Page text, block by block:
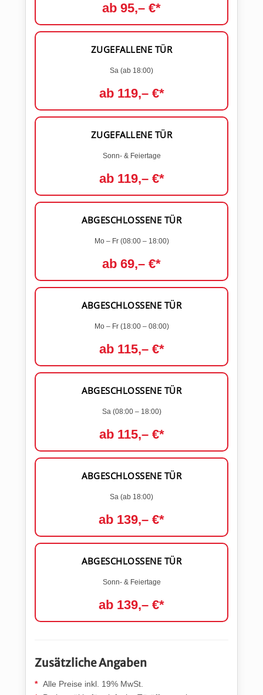
ab 95,– €*
ZUGEFALLENE TÜR
Sa (ab 18:00)
ab 119,– €*
ZUGEFALLENE TÜR
Sonn- & Feiertage
ab 119,– €*
ABGESCHLOSSENE TÜR
Mo – Fr (08:00 – 18:00)
ab 69,– €*
ABGESCHLOSSENE TÜR
Mo – Fr (18:00 – 08:00)
ab 115,– €*
ABGESCHLOSSENE TÜR
Sa (08:00 – 18:00)
ab 115,– €*
ABGESCHLOSSENE TÜR
Sa (ab 18:00)
ab 139,– €*
ABGESCHLOSSENE TÜR
Sonn- & Feiertage
ab 139,– €*
Zusätzliche Angaben
Alle Preise inkl. 19% MwSt.